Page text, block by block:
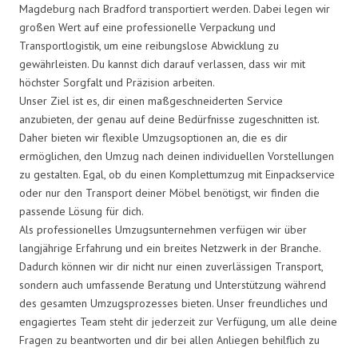
Magdeburg nach Bradford transportiert werden. Dabei legen wir
großen Wert auf eine professionelle Verpackung und
Transportlogistik, um eine reibungslose Abwicklung zu
gewährleisten. Du kannst dich darauf verlassen, dass wir mit
höchster Sorgfalt und Präzision arbeiten.
Unser Ziel ist es, dir einen maßgeschneiderten Service
anzubieten, der genau auf deine Bedürfnisse zugeschnitten ist.
Daher bieten wir flexible Umzugsoptionen an, die es dir
ermöglichen, den Umzug nach deinen individuellen Vorstellungen
zu gestalten. Egal, ob du einen Komplettumzug mit Einpackservice
oder nur den Transport deiner Möbel benötigst, wir finden die
passende Lösung für dich.
Als professionelles Umzugsunternehmen verfügen wir über
langjährige Erfahrung und ein breites Netzwerk in der Branche.
Dadurch können wir dir nicht nur einen zuverlässigen Transport,
sondern auch umfassende Beratung und Unterstützung während
des gesamten Umzugsprozesses bieten. Unser freundliches und
engagiertes Team steht dir jederzeit zur Verfügung, um alle deine
Fragen zu beantworten und dir bei allen Anliegen behilflich zu